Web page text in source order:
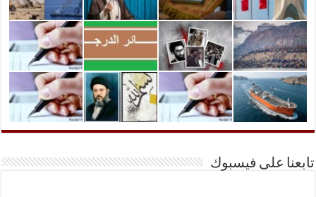
تابعنا على فيسبوك